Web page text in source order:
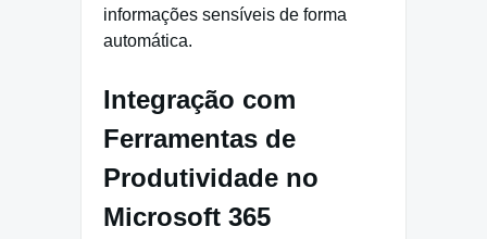
informações sensíveis de forma
automática.
Integração com
Ferramentas de
Produtividade no
Microsoft 365